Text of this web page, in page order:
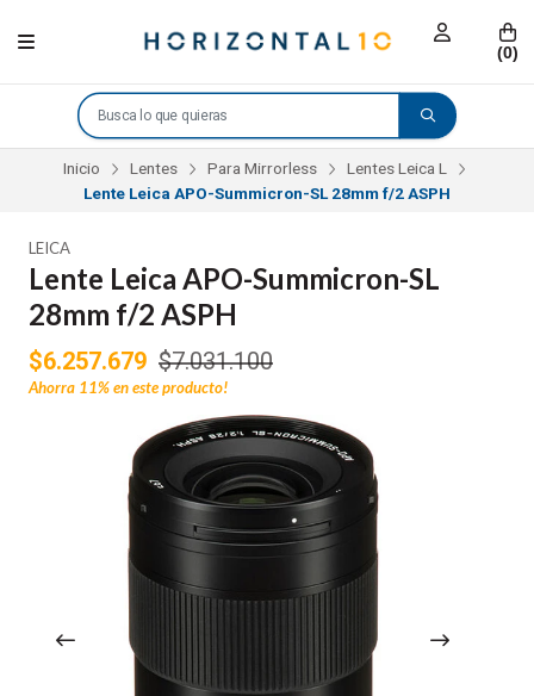
(0)
Inicio Lentes Para Mirrorless
Lentes Leica L
Lente Leica APO-Summicron-SL 28mm f/2 ASPH
LEICA
Lente Leica APO-Summicron-SL
28mm f/2 ASPH
$6.257.679 $7.031.100
Ahorra 11%en este producto!